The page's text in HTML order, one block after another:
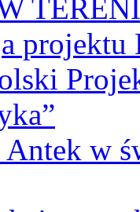
Antek w